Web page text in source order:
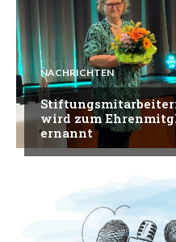
NACHRICHTEN
wird zum
ernannt